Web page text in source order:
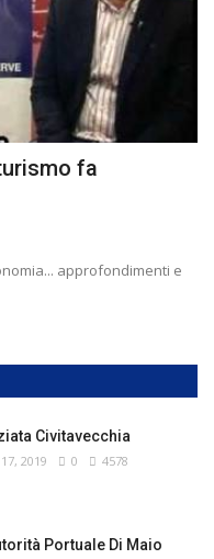
fa
approfondimenti e
Civitavecchia
2019 0 4578
Portuale Di Maio